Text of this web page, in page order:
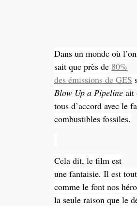
Dans un monde où l’on
sait que près de 80%
des émissions de GES
Blow Up a Pipeline ait
tous d’accord avec le
combustibles fossiles.
Cela dit, le film est
une fantaisie. Il est
comme le font nos
la seule raison que le